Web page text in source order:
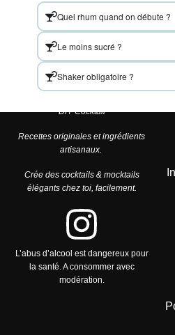
Quel rhum quand on débute ?
Le moins sucré ?
Shaker obligatoire ?
DIY Cocktail
Recettes originales et ingrédients
artisanaux.
Crée des cocktails & mocktails
élégants chez toi, facilement.
L’abus d’alcool est dangereux pour
la santé. A consommer avec
modération.